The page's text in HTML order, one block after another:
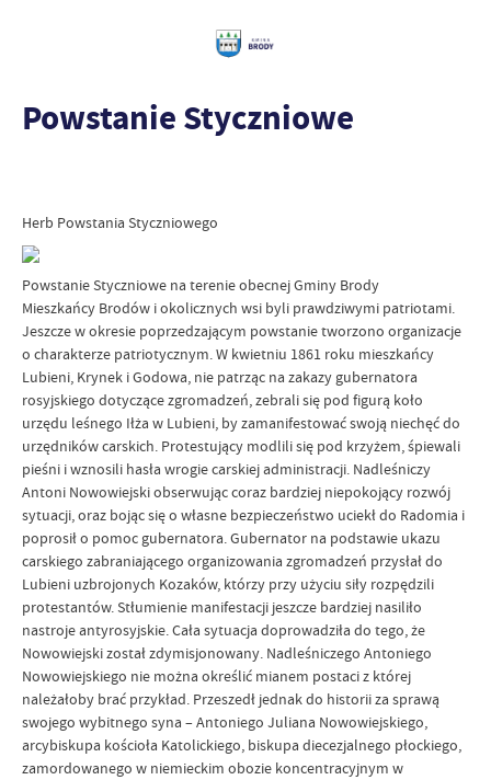
Powstanie Styczniowe
Herb Powstania Styczniowego
Powstanie Styczniowe na terenie obecnej Gminy Brody
Mieszkańcy Brodów i okolicznych wsi byli prawdziwymi patriotami.
Jeszcze w okresie poprzedzającym powstanie tworzono organizacje
o charakterze patriotycznym. W kwietniu 1861 roku mieszkańcy
Lubieni, Krynek i Godowa, nie patrząc na zakazy gubernatora
rosyjskiego dotyczące zgromadzeń, zebrali się pod figurą koło
urzędu leśnego Iłża w Lubieni, by zamanifestować swoją niechęć do
urzędników carskich. Protestujący modlili się pod krzyżem, śpiewali
pieśni i wznosili hasła wrogie carskiej administracji. Nadleśniczy
Antoni Nowowiejski obserwując coraz bardziej niepokojący rozwój
sytuacji, oraz bojąc się o własne bezpieczeństwo uciekł do Radomia i
poprosił o pomoc gubernatora. Gubernator na podstawie ukazu
carskiego zabraniającego organizowania zgromadzeń przysłał do
Lubieni uzbrojonych Kozaków, którzy przy użyciu siły rozpędzili
protestantów. Stłumienie manifestacji jeszcze bardziej nasiliło
nastroje antyrosyjskie. Cała sytuacja doprowadziła do tego, że
Nowowiejski został zdymisjonowany. Nadleśniczego Antoniego
Nowowiejskiego nie można określić mianem postaci z której
należałoby brać przykład. Przeszedł jednak do historii za sprawą
swojego wybitnego syna – Antoniego Juliana Nowowiejskiego,
arcybiskupa kościoła Katolickiego, biskupa diecezjalnego płockiego,
zamordowanego w niemieckim obozie koncentracyjnym w